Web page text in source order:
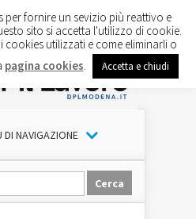
DI NAVIGAZIONE
per fornire un sevizio più reattivo e
sito si accetta l'utilizzo di cookie.
utilizzati e come eliminarli o
pagina cookies Accetta e chiudi